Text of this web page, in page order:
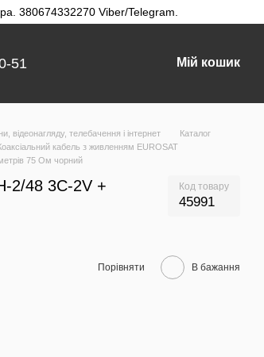
380674332270 Viber/Telegram.
51 Мій кошик
відеонагляду, телебачення і інтернет
Каталог
кабель з живленням EUROSAT
75 Ом чорний
2/48 3C-2V +
Код товару
45991
Порівняти В бажання